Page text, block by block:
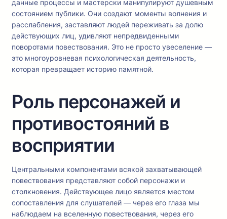
данные процессы и мастерски манипулируют душевным
состоянием публики. Они создают моменты волнения и
расслабления, заставляют людей переживать за долю
действующих лиц, удивляют непредвиденными
поворотами повествования. Это не просто увеселение —
это многоуровневая психологическая деятельность,
которая превращает историю памятной.
Роль персонажей и
противостояний в
восприятии
Центральными компонентами всякой захватывающей
повествования представляют собой персонажи и
столкновения. Действующее лицо является местом
сопоставления для слушателей — через его глаза мы
наблюдаем на вселенную повествования, через его